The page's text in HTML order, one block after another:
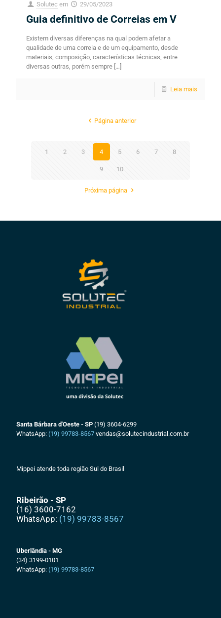
Solutec em 29/05/2023
Guia definitivo de Correias em V
Existem diversas diferenças na qual podem afetar a
qualidade de uma correia e de um equipamento, desde
materiais, composição, características técnicas, entre
diversas outras, porém sempre […]
Leia mais
Página anterior
1 2 3 4 5 6 7 8
9 10
Próxima página
Santa Bárbara d'Oeste - SP (19) 3604-6299
WhatsApp: (19) 99783-8567 vendas@solutecindustrial.com.br
Mippei atende toda região Sul do Brasil
Ribeirão - SP
(16) 3600-7162
WhatsApp: (19) 99783-8567
Uberlândia - MG
(34) 3199-0101
WhatsApp: (19) 99783-8567